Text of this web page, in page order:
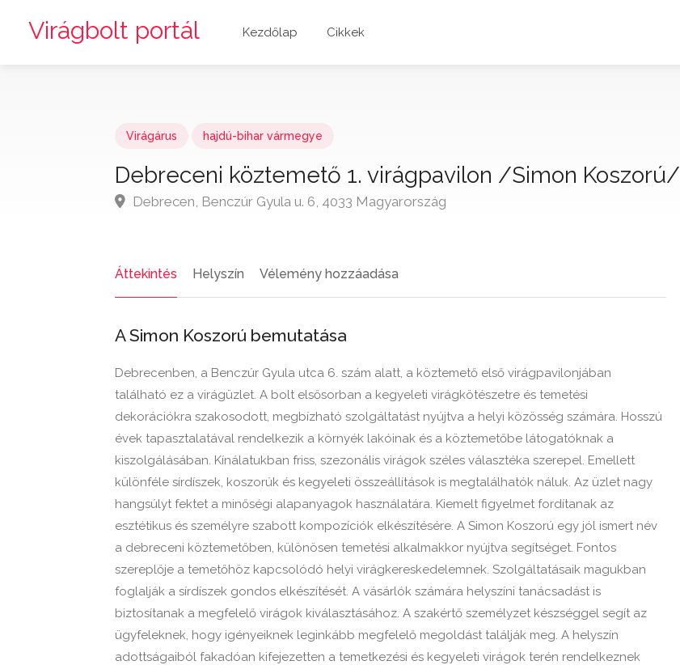
Virágbolt portál Kezdőlap Cikkek
Virágárus hajdú-bihar vármegye
Debreceni köztemető 1. virágpavilon /Simon Koszorú/
Debrecen, Benczúr Gyula u. 6, 4033 Magyarország
Áttekintés Helyszín Vélemény hozzáadása
A Simon Koszorú bemutatása
Debrecenben, a Benczúr Gyula utca 6. szám alatt, a köztemető első virágpavilonjában
található ez a virágüzlet. A bolt elsősorban a kegyeleti virágkötészetre és temetési
dekorációkra szakosodott, megbízható szolgáltatást nyújtva a helyi közösség számára. Hosszú
évek tapasztalatával rendelkezik a környék lakóinak és a köztemetőbe látogatóknak a
kiszolgálásában. Kínálatukban friss, szezonális virágok széles választéka szerepel. Emellett
különféle sírdíszek, koszorúk és kegyeleti összeállítások is megtalálhatók náluk. Az üzlet nagy
hangsúlyt fektet a minőségi alapanyagok használatára. Kiemelt figyelmet fordítanak az
esztétikus és személyre szabott kompozíciók elkészítésére. A Simon Koszorú egy jól ismert név
a debreceni köztemetőben, különösen temetési alkalmakkor nyújtva segítséget. Fontos
szereplője a temetőhöz kapcsolódó helyi virágkereskedelemnek. Szolgáltatásaik magukban
foglalják a sírdíszek gondos elkészítését. A vásárlók számára helyszíni tanácsadást is
biztosítanak a megfelelő virágok kiválasztásához. A szakértő személyzet készséggel segít az
ügyfeleknek, hogy igényeiknek leginkább megfelelő megoldást találják meg. A helyszín
adottságaiból fakadóan kifejezetten a temetkezési és kegyeleti virágok terén rendelkeznek